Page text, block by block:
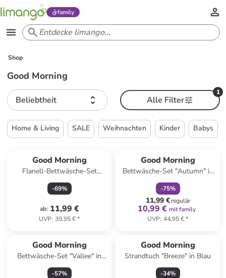
family
Shop
Good Morning
Beliebtheit
1
Alle Filter
Home & Living SALE Weihnachten Kinder Babys
Good Morning
Flanell-Bettwäsche-Set
"Mirre" in Creme/ Beige
-69%
ab: 11,99 €
UVP: 39,95 €*
Good Morning
Bettwäsche-Set "Autumn" in
Beige
-75%
11,99 €regulär
10,99 € mit family
UVP: 44,95 €*
Good Morning
Bettwäsche-Set "Vallee" in
Mint/ Bunt
-57%
Good Morning
Strandtuch "Breeze" in Blau
-34%